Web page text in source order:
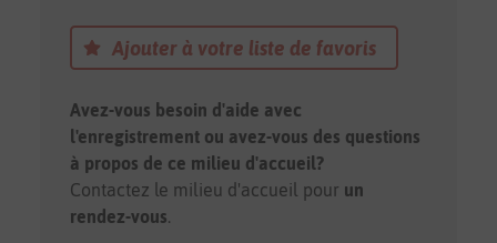
Ajouter à votre liste de favoris
Avez-vous besoin d'aide avec
l'enregistrement ou avez-vous des questions
à propos de ce milieu d'accueil?
Contactez le milieu d'accueil pour un
rendez-vous.